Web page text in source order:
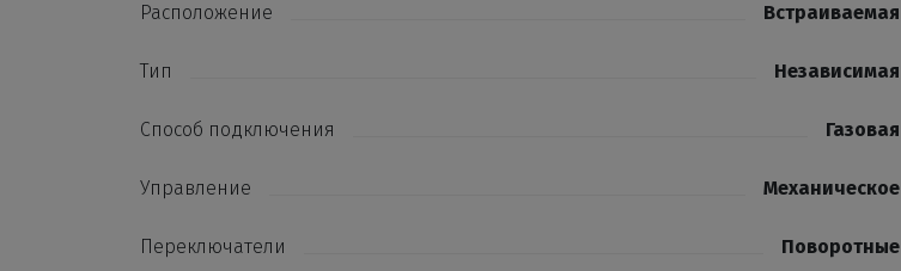
Расположение Встраиваемая
Тип Независимая
Способ подключения Газовая
Управление Механическое
Переключатели Поворотные